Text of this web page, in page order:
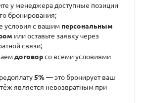
у менеджера доступные позиции
бронирования;
условия с вашим персональным
или оставьте заявку через
связи;
договорсо всеми условиями
5%— это бронирует ваш
является невозвратным при